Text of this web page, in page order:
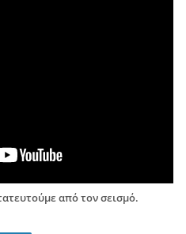
από τον σεισμό.